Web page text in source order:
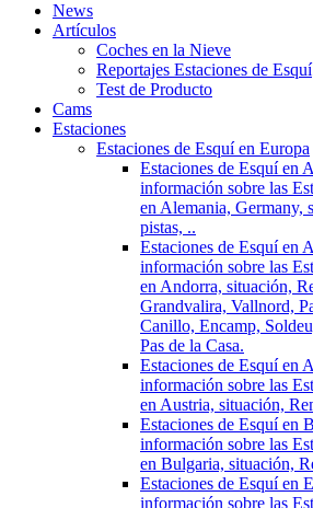
News
Artículos
Coches en la Nieve
Reportajes Estaciones de Esquí
Test de Producto
Cams
Estaciones
Estaciones de Esquí en Europa
Estaciones de Esquí en
información sobre las
en Alemania, Germany,
pistas, ..
Estaciones de Esquí en
información sobre las
en Andorra, situación,
Grandvalira, Vallnord,
Canillo, Encamp,
Pas de la Casa.
Estaciones de Esquí en
información sobre las
en Austria, situación,
Estaciones de Esquí en
información sobre las
en Bulgaria, situación,
Estaciones de Esquí en
información sobre las